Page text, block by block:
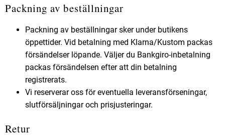
Packning av beställningar
Packning av beställningar sker under butikens
öppettider. Vid betalning med Klarna/Kustom packas
försändelser löpande. Väljer du Bankgiro-inbetalning
packas försändelsen efter att din betalning
registrerats.
Vi reserverar oss för eventuella leveransförseningar,
slutförsäljningar och prisjusteringar.
Retur